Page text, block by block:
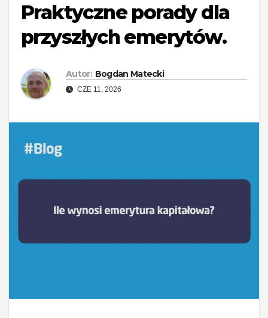
Praktyczne porady dla
przyszłych emerytów.
Autor: Bogdan Matecki
CZE 11, 2026